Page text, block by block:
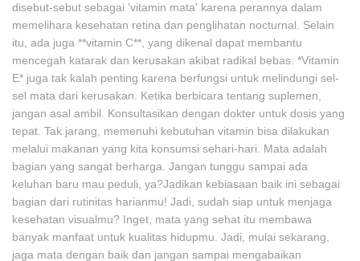
disebut-sebut sebagai 'vitamin mata' karena perannya dalam
memelihara kesehatan retina dan penglihatan nocturnal. Selain
itu, ada juga **vitamin C**, yang dikenal dapat membantu
mencegah katarak dan kerusakan akibat radikal bebas. *Vitamin
E* juga tak kalah penting karena berfungsi untuk melindungi sel-
sel mata dari kerusakan. Ketika berbicara tentang suplemen,
jangan asal ambil. Konsultasikan dengan dokter untuk dosis yang
tepat. Tak jarang, memenuhi kebutuhan vitamin bisa dilakukan
melalui makanan yang kita konsumsi sehari-hari. Mata adalah
bagian yang sangat berharga. Jangan tunggu sampai ada
keluhan baru mau peduli, ya?Jadikan kebiasaan baik ini sebagai
bagian dari rutinitas harianmu! Jadi, sudah siap untuk menjaga
kesehatan visualmu? Inget, mata yang sehat itu membawa
banyak manfaat untuk kualitas hidupmu. Jadi, mulai sekarang,
jaga mata dengan baik dan jangan sampai mengabaikan